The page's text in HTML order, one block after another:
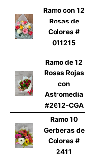
Ramo con 12
Rosas de
Colores #
011215
Ramo de 12
Rosas Rojas
con
Astromedia
#2612-CGA
Ramo 10
Gerberas de
Colores #
2411